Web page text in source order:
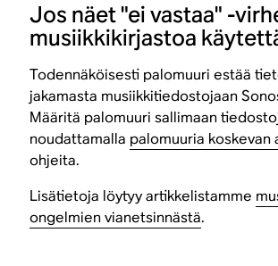
Jos näet "ei vastaa" -
musiikkikirjastoa
Todennäköisesti palomuuri estää
jakamasta musiikkitiedostojaan
Määritä palomuuri sallimaan
noudattamalla palomuuria koskevan
ohjeita.
Lisätietoja löytyy artikkelistamme
ongelmien vianetsinnästä.